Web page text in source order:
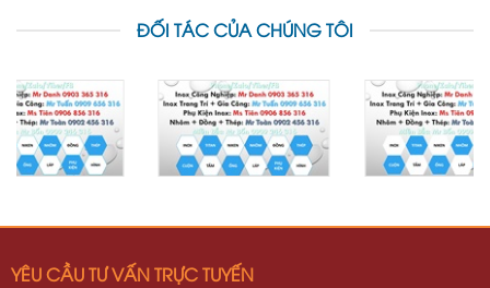
ĐỐI TÁC CỦA CHÚNG TÔI
YÊU CẦU TƯ VẤN TRỰC TUYẾN